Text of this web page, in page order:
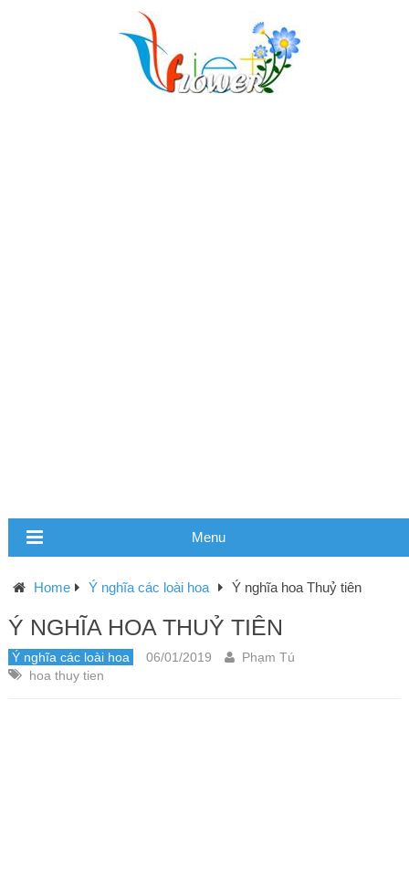
Menu
Home Ý nghĩa các loài hoa Ý nghĩa hoa Thuỷ tiên
Ý NGHĨA HOA THUỶ TIÊN
Ý nghĩa các loài hoa 06/01/2019
Phạm Tú
hoa thuy tien